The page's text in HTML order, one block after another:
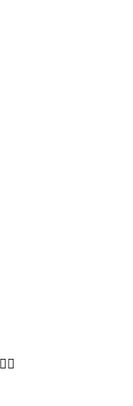
 